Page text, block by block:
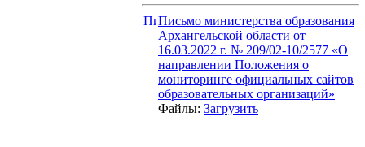
Письмо министерства образования
Архангельской области от
16.03.2022 г. № 209/02-10/2577 «О
направлении Положения о
мониторинге официальных сайтов
образовательных организаций»
Файлы: Загрузить